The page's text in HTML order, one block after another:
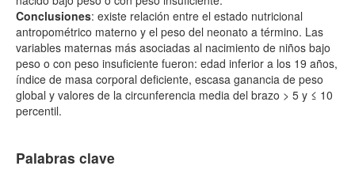
Conclusiones: existe relación entre el estado nutricional
antropométrico materno y el peso del neonato a término. Las
variables maternas más asociadas al nacimiento de niños bajo
peso o con peso insuficiente fueron: edad inferior a los 19 años,
índice de masa corporal deficiente, escasa ganancia de peso
global y valores de la circunferencia media del brazo > 5 y ≤ 10
percentil.
Palabras clave